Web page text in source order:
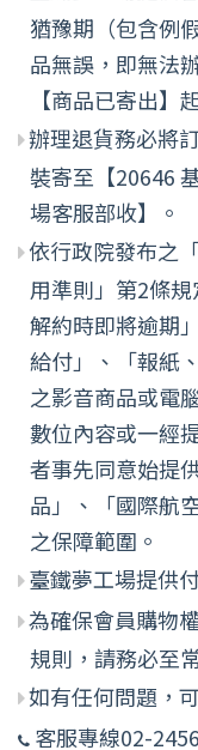
猶豫期（包含例
品無誤，即無法
【商品已寄出】
辦理退貨務必將
裝寄至【20646
場客服部收】。
依行政院發布之
用準則」第2條
解約時即將逾期
給付」、「報紙
之影音商品或電
數位內容或一經
者事先同意始提
品」、「國際航
之保障範圍。
臺鐵夢工場提供
為確保會員購物
規則，請務必至
如有任何問題，
客服專線02-